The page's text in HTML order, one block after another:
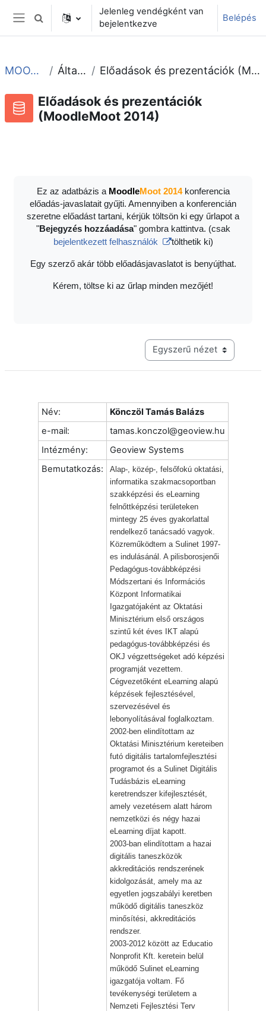
Tovább a fő tartalomhoz
Oldalpanel
Keresési bemeneti adatok váltása
Jelenleg vendégként van
bejelentkezve
Belépés
MOOT2014 Általános Előadások és prezentációk (MoodleMoot 2014)
Előadások és prezentációk
(MoodleMoot 2014)
Ez az adatbázis a MoodleMoot 2014konferencia
előadás-javaslatait gyűjti. Amennyiben a konferencián
szeretne előadást tartani, kérjük töltsön ki egy űrlapot a
"Bejegyzés hozzáadása" gombra kattintva. (csak
bejelentkezett felhasználók
tölthetik ki)
Egy szerző akár több előadásjavaslatot is benyújthat.
Kérem, töltse ki az űrlap minden mezőjét!
Harmadik szintű navigáció
Név:
Könczöl Tamás Balázs
e-mail:
tamas.konczol@geoview.hu
Intézmény:
Geoview Systems
Bemutatkozás:
Alap-, közép-, felsőfokú oktatási,
informatika szakmacsoportban
szakképzési és eLearning
felnőttképzési területeken
mintegy 25 éves gyakorlattal
rendelkező tanácsadó vagyok.
Közreműködtem a Sulinet 1997-
es indulásánál. A pilisborosjenői
Pedagógus-továbbképzési
Módszertani és Információs
Központ Informatikai
Igazgatójaként az Oktatási
Minisztérium első országos
szintű két éves IKT alapú
pedagógus-továbbképzési és
OKJ végzettségeket adó képzési
programját vezettem.
Cégvezetőként eLearning alapú
képzések fejlesztésével,
szervezésével és
lebonyolításával foglalkoztam.
2002-ben elindítottam az
Oktatási Minisztérium kereteiben
futó digitális tartalomfejlesztési
programot és a Sulinet Digitális
Tudásbázis eLearning
keretrendszer kifejlesztését,
amely vezetésem alatt három
nemzetközi és négy hazai
eLearning díjat kapott.
2003-ban elindítottam a hazai
digitális taneszközök
akkreditációs rendszerének
kidolgozását, amely ma az
egyetlen jogszabályi keretben
működő digitális taneszköz
minősítési, akkreditációs
rendszer.
2003-2012 között az Educatio
Nonprofit Kft. keretein belül
működő Sulinet eLearning
igazgatója voltam. Fő
tevékenységi területem a
Nemzeti Fejlesztési Terv